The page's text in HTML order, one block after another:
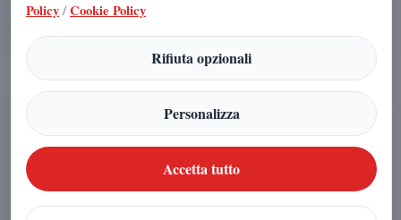
Tragico inseguimento a Peschiera Borromeo: muore un agente della
Polizia Locale di Milano
Tragico inseguimento a Peschiera
Borromeo: muore un agente della
Polizia Locale di Milano
Policy / Cookie Policy
Rifiuta opzionali
Personalizza
Accetta tutto